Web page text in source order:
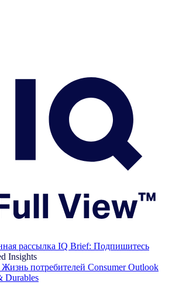
рассылка IQ Brief: Подпишитесь
Insights
Жизнь потребителей Consumer Outlook
Durables